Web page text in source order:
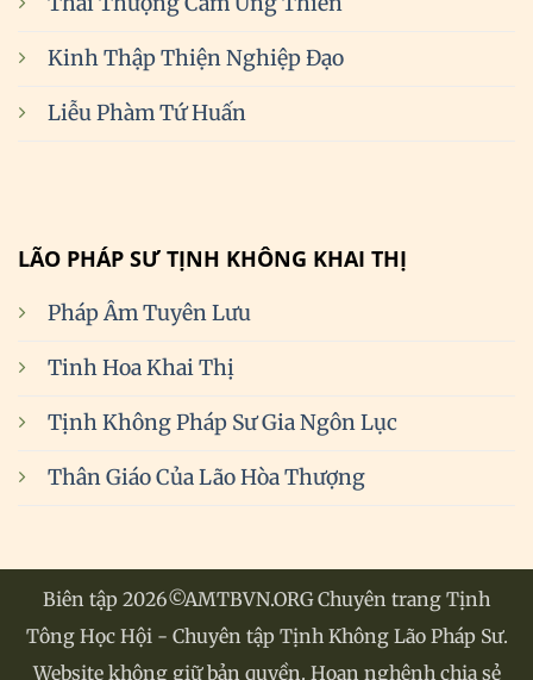
Kinh Thập Thiện Nghiệp Đạo
Liễu Phàm Tứ Huấn
LÃO PHÁP SƯ TỊNH KHÔNG KHAI THỊ
Pháp Âm Tuyên Lưu
Tinh Hoa Khai Thị
Tịnh Không Pháp Sư Gia Ngôn Lục
Thân Giáo Của Lão Hòa Thượng
Biên tập 2026©AMTBVN.ORG Chuyên trang Tịnh
Tông Học Hội - Chuyên tập Tịnh Không Lão Pháp Sư.
Website không giữ bản quyền. Hoan nghênh chia sẻ